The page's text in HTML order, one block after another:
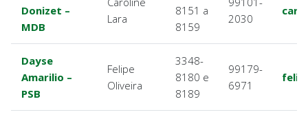
Donizet –
MDB
Lara
8151 a
8159
2030
Dayse
Amarilio –
PSB
Felipe
Oliveira
3348-
8180 e
8189
99179-
6971